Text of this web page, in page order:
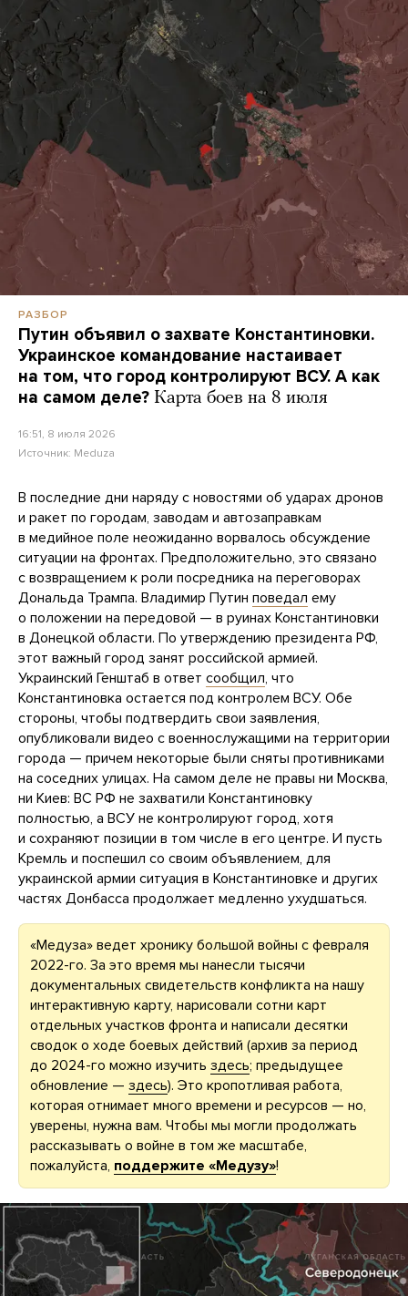
РАЗБОР
Путин объявил о захвате Константиновки.
Украинское командование настаивает
на том, что город контролируют ВСУ. А как
на самом деле? Карта боев на 8 июля
16:51, 8 июля 2026
Источник: Meduza
В последние дни наряду с новостями об ударах дронов
и ракет по городам, заводам и автозаправкам
в медийное поле неожиданно ворвалось обсуждение
ситуации на фронтах. Предположительно, это связано
с возвращением к роли посредника на переговорах
Дональда Трампа. Владимир Путин поведал ему
о положении на передовой — в руинах Константиновки
в Донецкой области. По утверждению президента РФ,
этот важный город занят российской армией.
Украинский Генштаб в ответ сообщил, что
Константиновка остается под контролем ВСУ. Обе
стороны, чтобы подтвердить свои заявления,
опубликовали видео с военнослужащими на территории
города — причем некоторые были сняты противниками
на соседних улицах. На самом деле не правы ни Москва,
ни Киев: ВС РФ не захватили Константиновку
полностью, а ВСУ не контролируют город, хотя
и сохраняют позиции в том числе в его центре. И пусть
Кремль и поспешил со своим объявлением, для
украинской армии ситуация в Константиновке и других
частях Донбасса продолжает медленно ухудшаться.
«Медуза» ведет хронику большой войны с февраля
2022-го. За это время мы нанесли тысячи
документальных свидетельств конфликта на нашу
интерактивную карту, нарисовали сотни карт
отдельных участков фронта и написали десятки
сводок о ходе боевых действий (архив за период
до 2024-го можно изучить здесь; предыдущее
обновление — здесь). Это кропотливая работа,
которая отнимает много времени и ресурсов — но,
уверены, нужна вам. Чтобы мы могли продолжать
рассказывать о войне в том же масштабе,
пожалуйста, поддержите «Медузу»!